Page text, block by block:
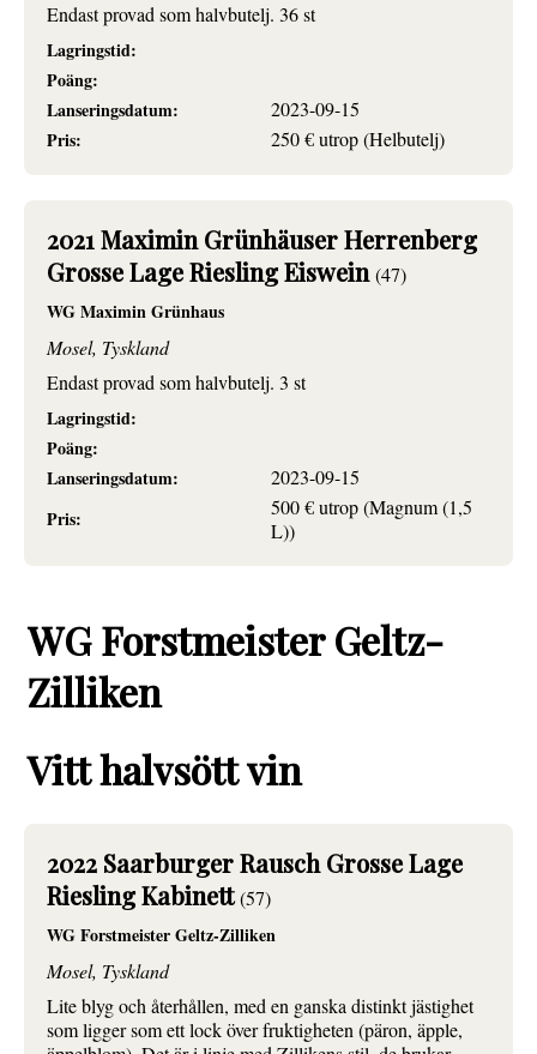
Endast provad som halvbutelj. 36 st
Lagringstid:
Poäng:
Lanseringsdatum:
2023-09-15
Pris:
250 € utrop (Helbutelj)
2021 Maximin Grünhäuser Herrenberg
Grosse Lage Riesling Eiswein(47)
WG Maximin Grünhaus
Mosel, Tyskland
Endast provad som halvbutelj. 3 st
Lagringstid:
Poäng:
Lanseringsdatum:
2023-09-15
Pris:
500 € utrop (Magnum (1,5
L))
WG Forstmeister Geltz-
Zilliken
Vitt halvsött vin
2022 Saarburger Rausch Grosse Lage
Riesling Kabinett(57)
WG Forstmeister Geltz-Zilliken
Mosel, Tyskland
Lite blyg och återhållen, med en ganska distinkt jästighet
som ligger som ett lock över fruktigheten (päron, äpple,